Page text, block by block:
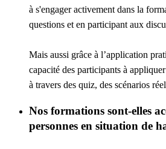
à s'engager activement dans la
questions et en participant aux
Mais aussi grâce à l’application
capacité des participants à
à travers des quiz, des scénarios
Nos formations sont-elles
personnes en situation de